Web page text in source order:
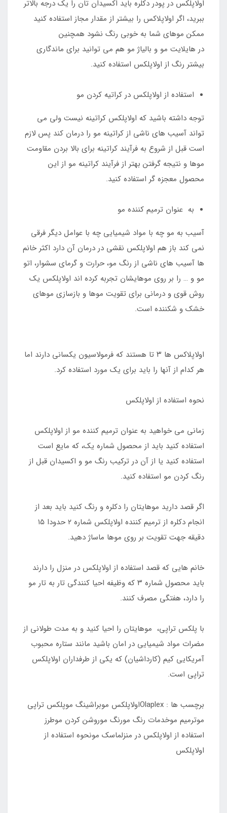
اولاپلکس در پودر دکلره باید اکسیدان تان را یک درجه بالاتر
ببرید، اگر اولاپلاکس را بیشتر از مقدار مجاز استفاده کنید
ممکن موهای شما به خوبی رنگ نشود همچنین
در هایلایت مو و بالیاژ مو هم می توانید برای ماندگاری
بیشتر رنگ از اولاپلکس استفاده کنید.
استفاده از اولاپلکس در کراتیه کردن مو
توجه داشته باشید که اولاپلکس کراتینه نیست ولی می
تواند آسیب های ناشی از کراتینه مو را درمان کند پس لازم
است قبل از شروع به فرآیند کراتینه برای بالا بردن مقاومت
موها و نتیجه گرفتن بهتر از فرآیند کراتینه مو از این
محصول معجزه گر استفاده کنید.
به عنوان ترمیم کننده مو
آسیب به مو چه با مواد شیمیایی چه با عوامل دیگر فرقی
نمی کند باز هم اولاپلکس نقشی در درمان آن دارد اکثر خانم
ها آسیب های ناشی از رنگ مو، حرارت و گرمای سشوار، اتو
مو و … را بر روی موهایشان تجربه کرده اند اولاپلکس یک
روش قوی و درمانی برای تقویت موها و بازسازی موهای
خشک و شکننده است.
اولاپلاکس ها ۳ تا هستند که فرمولاسیون یکسانی دارند اما
هر کدام از آنها را باید برای یک مورد استفاده کرد.
نحوه استفاده از اولاپلکس
زمانی می خواهید به عنوان ترمیم کننده مو از اولاپلکس
استفاده کنید باید از محصول شماره یک، که مایع است
استفاده کنید یا از آن در ترکیب رنگ مو و اکسیدان قبل از
رنگ کردن مو استفاده کنید.
اگر قصد دارید موهایتان را دکلره و رنگ کنید باید بعد از
انجام دکلره از ترمیم کننده اولاپلکس شماره ۲ حدودا ۱۵
دقیقه جهت تقویت بر روی موها ماساژ دهید.
خانم هایی که قصد استفاده از اولاپلکس در منزل را دارند
باید محصول شماره ۳ که وظیفه احیا کنندگی تار به تار مو
را دارد، هفتگی مصرف کنند.
با پلکس تراپی، موهایتان را احیا کنید و به مدت طولانی از
مضرات مواد شیمیایی در امان باشید مانند ستاره محبوب
آمریکایی کیم (کارداشیان) که یکی از طرفداران اولاپلکس
تراپی است.
برچسب ها : Olaplexاولاپلکس موبراشینگ موپلکس تراپی
موترمیم موخدمات رنگ مورنگ موروشن کردن موطرز
استفاده از اولاپلکس در منزلماسک مونحوه استفاده از
اولاپلکس